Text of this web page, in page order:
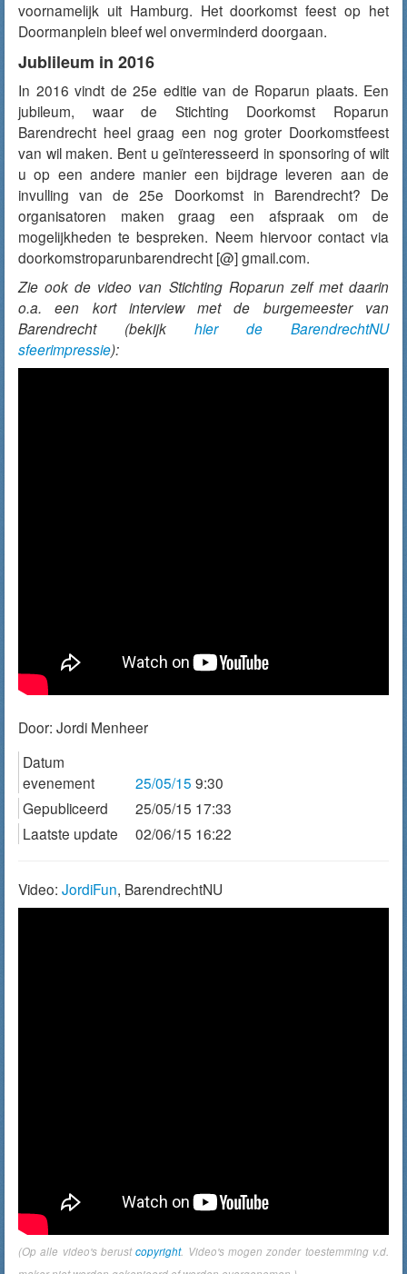
voornamelijk uit Hamburg. Het doorkomst feest op het
Doormanplein bleef wel onverminderd doorgaan.
Jublileum in 2016
In 2016 vindt de 25e editie van de Roparun plaats. Een
jubileum, waar de Stichting Doorkomst Roparun
Barendrecht heel graag een nog groter Doorkomstfeest
van wil maken. Bent u geïnteresseerd in sponsoring of wilt
u op een andere manier een bijdrage leveren aan de
invulling van de 25e Doorkomst in Barendrecht? De
organisatoren maken graag een afspraak om de
mogelijkheden te bespreken. Neem hiervoor contact via
doorkomstroparunbarendrecht [@] gmail.com.
Zie ook de video van Stichting Roparun zelf met daarin
o.a. een kort interview met de burgemeester van
Barendrecht (bekijk hier de BarendrechtNU
sfeerimpressie):
Door: Jordi Menheer
Datum
evenement
25/05/15 9:30
Gepubliceerd
25/05/15 17:33
Laatste update
02/06/15 16:22
Video: JordiFun, BarendrechtNU
(Op alle video's berustcopyright. Video's mogen zonder toestemming v.d.